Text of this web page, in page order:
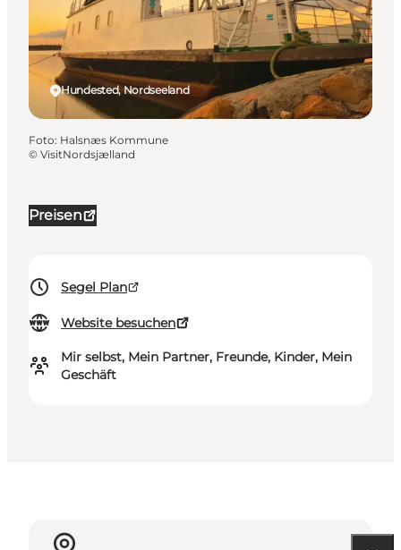
Preisen
Segel Plan
Website besuchen
Mir selbst, Mein Partner, Freunde, Kinder, Mein
Geschäft
Hundested, Nordseeland
Foto: Halsnæs Kommune
© VisitNordsjælland